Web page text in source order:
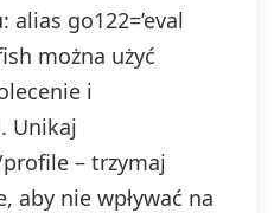
go122=’eval
można użyć
i
Unikaj
– trzymaj
aby nie wpływać na